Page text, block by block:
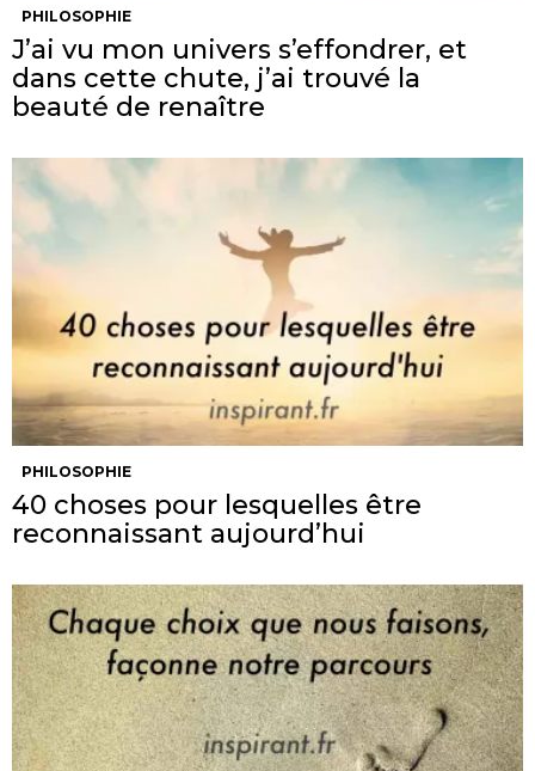
PHILOSOPHIE
J’ai vu mon univers s’effondrer, et
dans cette chute, j’ai trouvé la
beauté de renaître
PHILOSOPHIE
40 choses pour lesquelles être
reconnaissant aujourd’hui